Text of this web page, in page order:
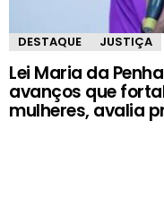
DESTAQUE JUSTIÇA
Lei Maria da
avanços que
mulheres, avalia